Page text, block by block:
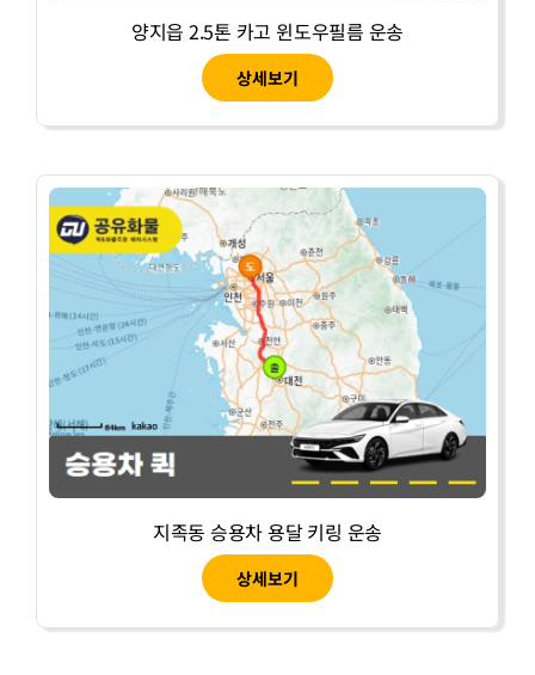
양지읍 2.5톤 카고 윈도우필름 운송
상세보기
지족동 승용차 용달 키링 운송
상세보기